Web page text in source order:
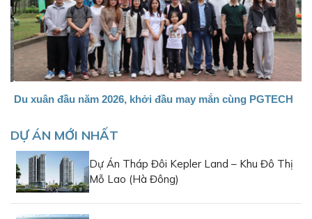
Du xuân đầu năm 2026, khởi đầu may mắn cùng PGTECH
DỰ ÁN MỚI NHẤT
Dự Án Tháp Đôi Kepler Land – Khu Đô Thị
Mỗ Lao (Hà Đông)